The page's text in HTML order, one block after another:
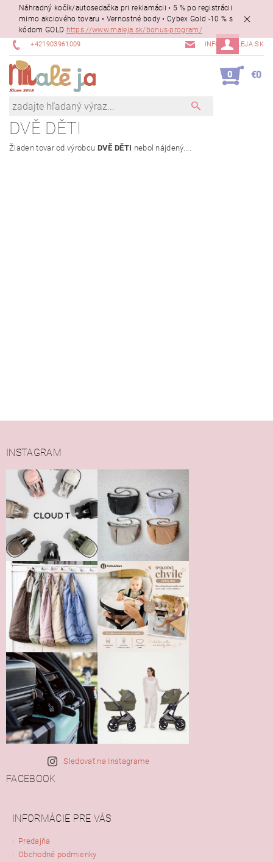
Náhradný kočík/autosedačka pri reklamácii • 5 % po registrácii
mimo akciového tovaru • Vernostné body • Cybex Gold -10 % s
kódom GOLD https://www.maleja.sk/bonus-program/
+421903961009 INFO@MALEJA.SK
0 €0
DVĚ DĚTI
Žiaden tovar od výrobcu DVĚ DĚTI nebol nájdený....
INSTAGRAM
Sledovať na Instagrame
FACEBOOK
INFORMÁCIE PRE VÁS
Predajňa
Obchodné podmienky